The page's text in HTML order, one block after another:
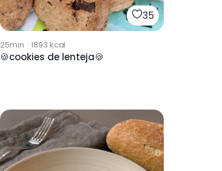
35
25min · 1893 kcal
🍪cookies de lenteja🍪